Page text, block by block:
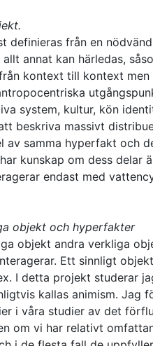
från en
annat kan härledas,
kontext till kontext
system, kultur, kön
beskriva massivt
samma hyperfakt och
kunskap om dess delar
endast med
objekt och hyperfakter
objekt andra verkliga
Ett sinnligt
I detta projekt studerar
kallas animism. Jag
i våra studier av det
om vi har relativt